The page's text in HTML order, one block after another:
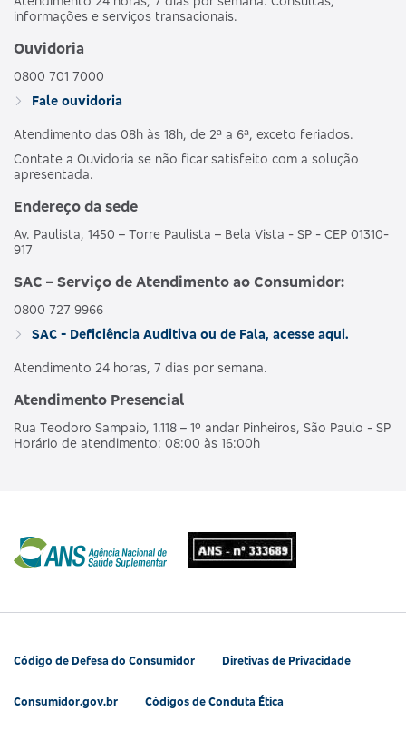
informações e serviços transacionais.
Ouvidoria
0800 701 7000
Fale ouvidoria
Atendimento das 08h às 18h, de 2ª a 6ª, exceto feriados.
Contate a Ouvidoria se não ficar satisfeito com a solução
apresentada.
Endereço da sede
Av. Paulista, 1450 – Torre Paulista – Bela Vista - SP - CEP 01310-
917
SAC – Serviço de Atendimento ao Consumidor:
0800 727 9966
SAC - Deficiência Auditiva ou de Fala, acesse aqui.
Atendimento 24 horas, 7 dias por semana.
Atendimento Presencial
Rua Teodoro Sampaio, 1.118 – 1º andar Pinheiros, São Paulo - SP
Horário de atendimento: 08:00 às 16:00h
Código de Defesa do Consumidor Diretivas de Privacidade
Consumidor.gov.br Códigos de Conduta Ética